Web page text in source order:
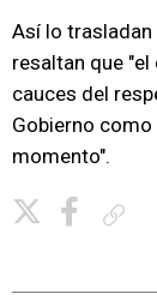
Así lo
resaltan que
cauces del
Gobierno
momento".